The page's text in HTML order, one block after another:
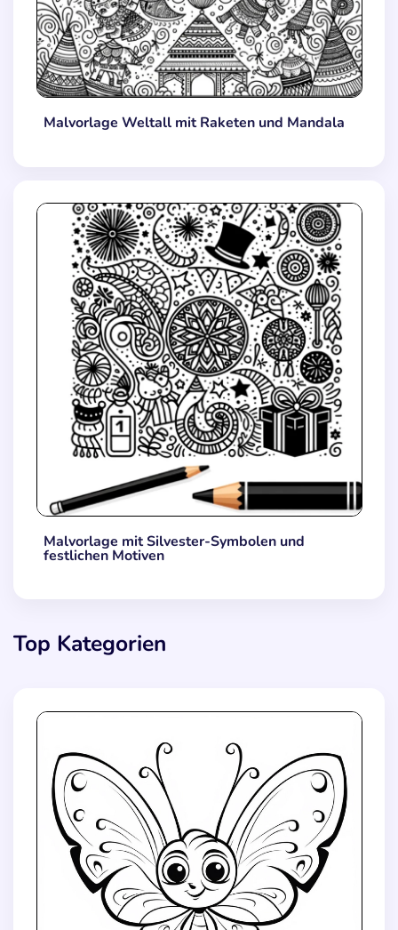
Malvorlage Weltall mit Raketen und Mandala
Malvorlage mit Silvester-Symbolen und
festlichen Motiven
Top Kategorien